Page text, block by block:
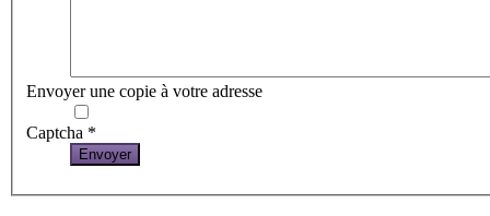
Envoyer une copie à votre adresse
Captcha *
Envoyer